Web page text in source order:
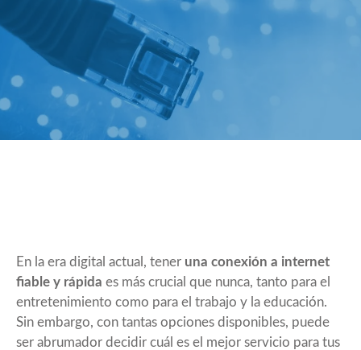
En la era digital actual, tener una conexión a internet
fiable y rápida es más crucial que nunca, tanto para el
entretenimiento como para el trabajo y la educación.
Sin embargo, con tantas opciones disponibles, puede
ser abrumador decidir cuál es el mejor servicio para tus